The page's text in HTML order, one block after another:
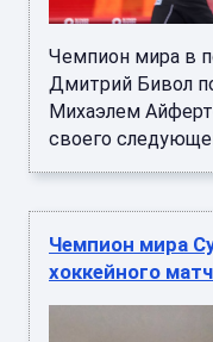
Чемпион мира в
Дмитрий Бивол
Михаэлем
своего
Чемпион мира
хоккейного